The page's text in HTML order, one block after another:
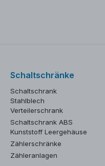
Schaltschränke
Schaltschrank
Stahlblech
Verteilerschrank
Schaltschrank ABS
Kunststoff Leergehäuse
Zählerschränke
Zähleranlagen